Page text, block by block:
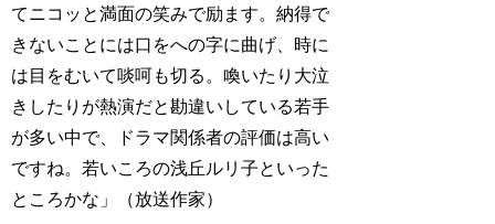
てニコッと満面の笑みで励ます。納得で
きないことには口をへの字に曲げ、時に
は目をむいて啖呵も切る。喚いたり大泣
きしたりが熱演だと勘違いしている若手
が多い中で、ドラマ関係者の評価は高い
ですね。若いころの浅丘ルリ子といった
ところかな」（放送作家）